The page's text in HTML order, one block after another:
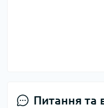
Питання та